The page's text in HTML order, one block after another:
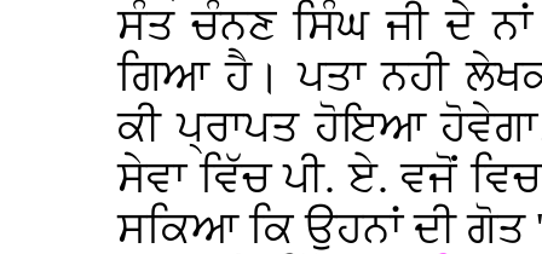
ਸੰਤ ਚੰਨਣ ਸਿੰਘ ਜੀ ਦੇ
ਗਿਆ ਹੈ। ਪਤਾ ਨਹੀ
ਕੀ ਪ੍ਰਾਪਤ ਹੋਇਆ
ਸੇਵਾ ਵਿੱਚ ਪੀ. ਏ. ਵਜੋਂ
ਸਕਿਆ ਕਿ ਉਹਨਾਂ ਦੀ